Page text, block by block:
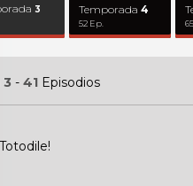
3 Temporada4
52 Ep.
3 - 41 Episodios